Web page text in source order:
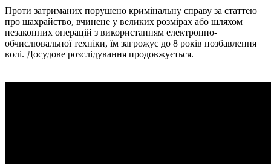
Проти затриманих порушено кримінальну справу за статтею
про шахрайство, вчинене у великих розмірах або шляхом
незаконних операцій з використанням електронно-
обчислювальної техніки, їм загрожує до 8 років позбавлення
волі. Досудове розслідування продовжується.